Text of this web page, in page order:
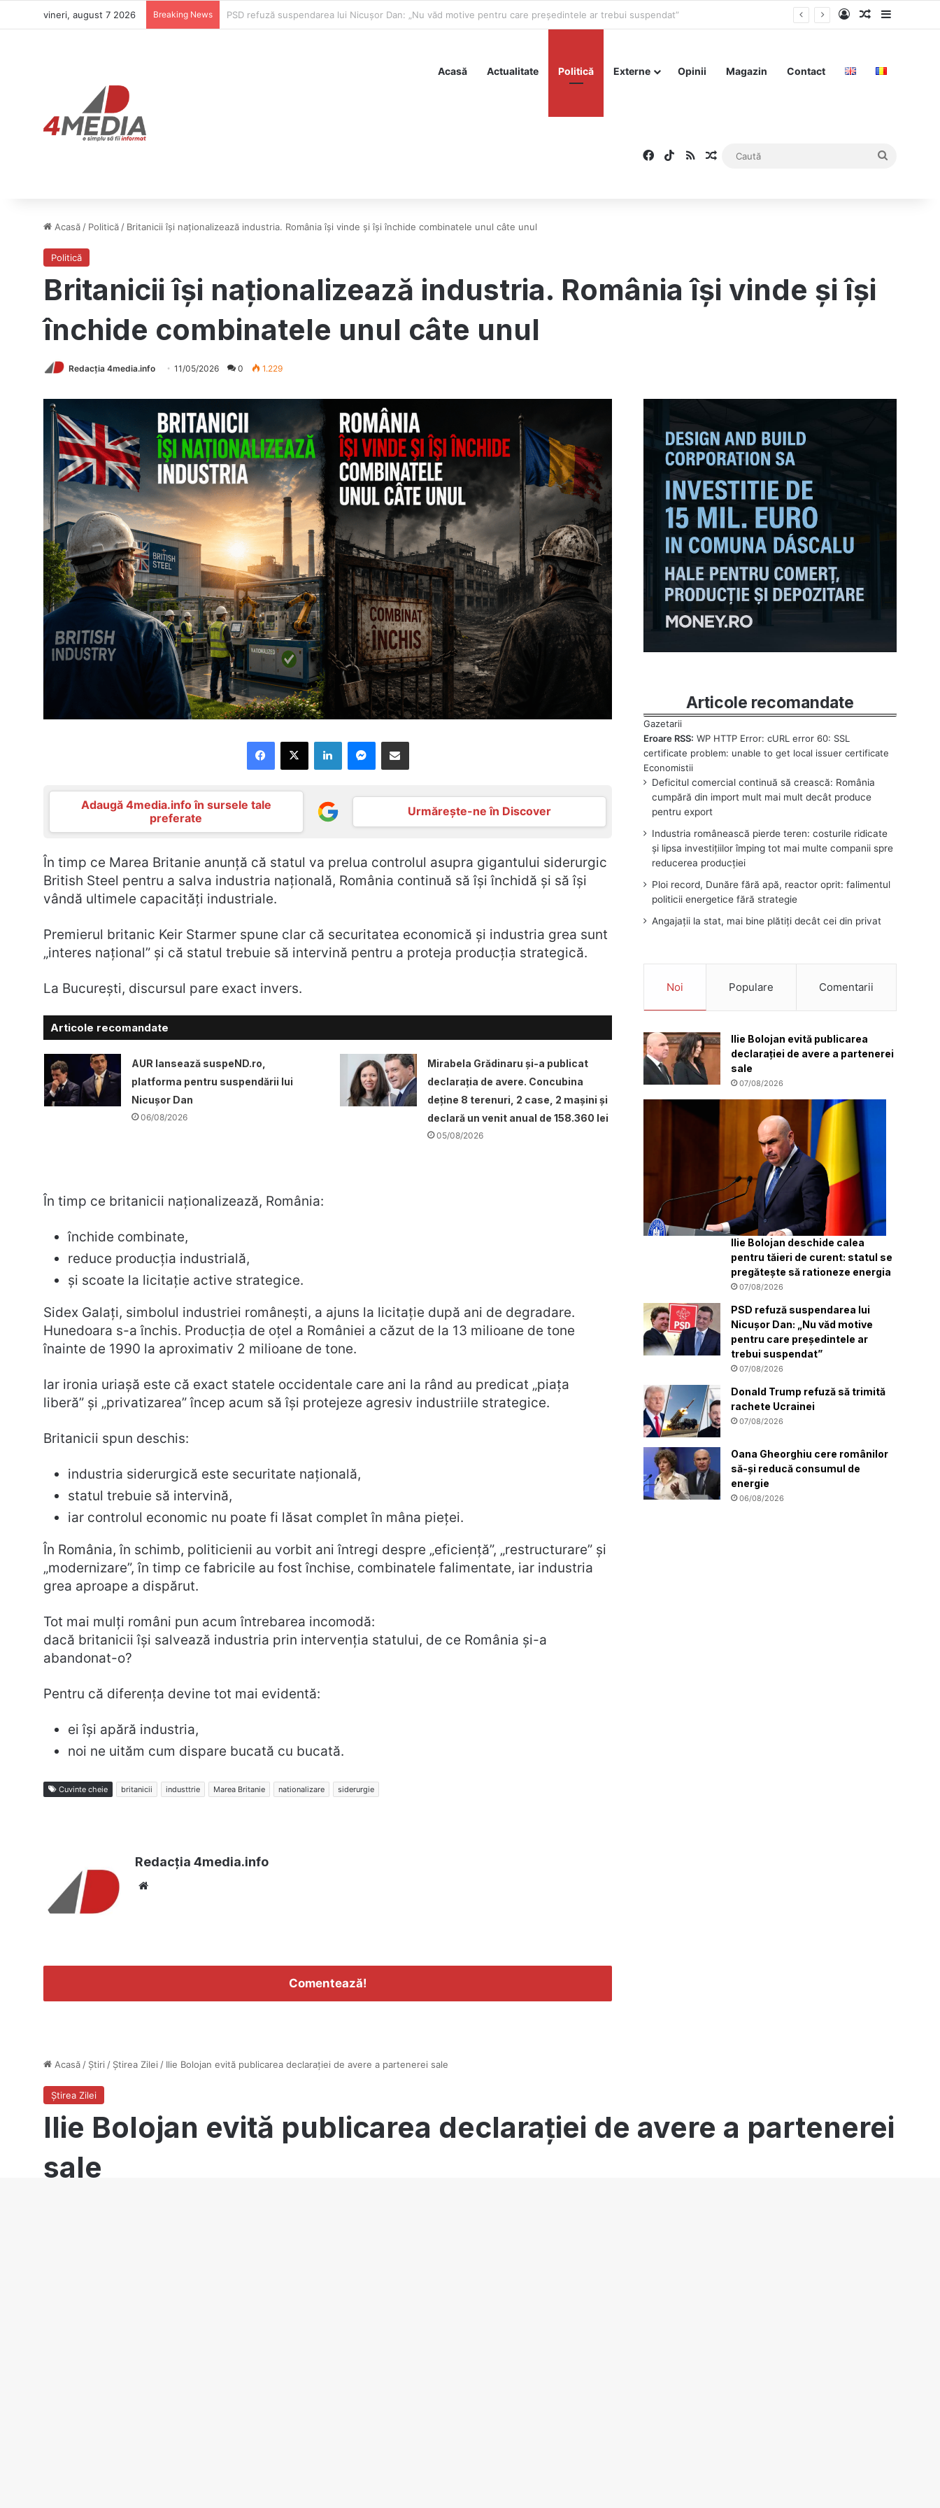
vineri, august 7 2026 Breaking News Donald Trump refuză să trimită rachete Ucrainei Log InArticolSidebar
Acasă Actualitate Politică Externe Opinii Magazin Contact
Facebook
TikTok
RSSArticol aleatoriu
Acasă / Politică / Britanicii își naționalizează industria. România își vinde și își închide combinatele unul câte unul
Politică
Britanicii își naționalizează industria. România își vinde și își
închide combinatele unul câte unul
Redacția 4media.info 11/05/2026 0 1.229
Facebook
X LinkedInMessenger
Distribuie prin mail
Adaugă 4media.info în sursele tale
preferate
Urmărește-ne în Discover
În timp ce Marea Britanie anunță că statul va prelua controlul asupra gigantului siderurgic
British Steel pentru a salva industria națională, România continuă să își închidă și să își
vândă ultimele capacități industriale.
Premierul britanic Keir Starmer spune clar că securitatea economică și industria grea sunt
„interes național” și că statul trebuie să intervină pentru a proteja producția strategică.
La București, discursul pare exact invers.
Articole recomandate
AUR lansează suspeND.ro,
platforma pentru suspendării lui
Nicușor Dan
06/08/2026
Mirabela Grădinaru și-a publicat
declarația de avere. Concubina
deține 8 terenuri, 2 case, 2 mașini și
declară un venit anual de 158.360 lei
05/08/2026
În timp ce britanicii naționalizează, România:
închide combinate,
reduce producția industrială,
și scoate la licitație active strategice.
Sidex Galați, simbolul industriei românești, a ajuns la licitație după ani de degradare.
Hunedoara s-a închis. Producția de oțel a României a căzut de la 13 milioane de tone
înainte de 1990 la aproximativ 2 milioane de tone.
Iar ironia uriașă este că exact statele occidentale care ani la rând au predicat „piața
liberă” și „privatizarea” încep acum să își protejeze agresiv industriile strategice.
Britanicii spun deschis:
industria siderurgică este securitate națională,
statul trebuie să intervină,
iar controlul economic nu poate fi lăsat complet în mâna pieței.
În România, în schimb, politicienii au vorbit ani întregi despre „eficiență”, „restructurare” și
„modernizare”, în timp ce fabricile au fost închise, combinatele falimentate, iar industria
grea aproape a dispărut.
Tot mai mulți români pun acum întrebarea incomodă:
dacă britanicii își salvează industria prin intervenția statului, de ce România și-a
abandonat-o?
Pentru că diferența devine tot mai evidentă:
ei își apără industria,
noi ne uităm cum dispare bucată cu bucată.
Cuvinte cheie britanicii industtrie Marea Britanie nationalizare siderurgie
Redacția 4media.info
Comentează!
Articole recomandate
Eroare RSS: WP HTTP Error: cURL error 60: SSL
certificate problem: unable to get local issuer certificate
Deficitul comercial continuă să crească: România
cumpără din import mult mai mult decât produce
pentru export
Industria românească pierde teren: costurile ridicate
și lipsa investițiilor împing tot mai multe companii spre
reducerea producției
Ploi record, Dunăre fără apă, reactor oprit: falimentul
politicii energetice fără strategie
Angajații la stat, mai bine plătiți decât cei din privat
Noi Populare Comentarii
Ilie Bolojan evită publicarea
declarației de avere a partenerei
sale
07/08/2026
Ilie Bolojan deschide calea
pentru tăieri de curent: statul se
pregătește să rationeze energia
07/08/2026
PSD refuză suspendarea lui
Nicușor Dan: „Nu văd motive
pentru care președintele ar
trebui suspendat”
07/08/2026
Donald Trump refuză să trimită
rachete Ucrainei
07/08/2026
Oana Gheorghiu cere românilor
să-și reducă consumul de
energie
06/08/2026